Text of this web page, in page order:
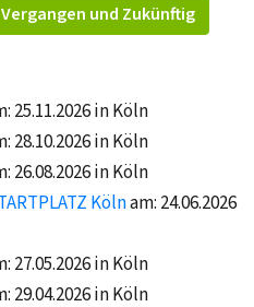
und Zukünftig
25.11.2026 in Köln
28.10.2026 in Köln
26.08.2026 in Köln
Kölnam: 24.06.2026
27.05.2026 in Köln
29.04.2026 in Köln